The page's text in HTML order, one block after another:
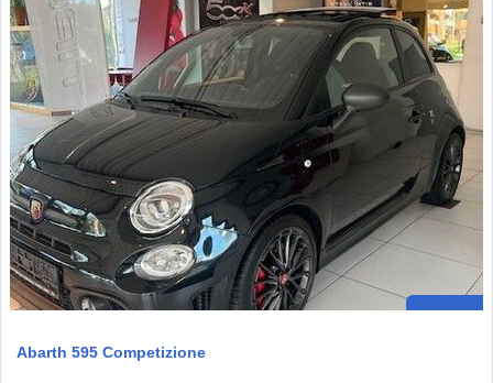
Abarth 595 Competizione